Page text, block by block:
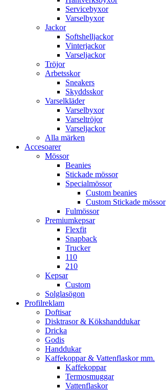
Servicebyxor
Varselbyxor
Jackor
Softshelljackor
Vinterjackor
Varseljackor
Tröjor
Arbetsskor
Sneakers
Skyddsskor
Varselkläder
Varselbyxor
Varseltröjor
Varseljackor
Alla märken
Accesoarer
Mössor
Beanies
Stickade mössor
Specialmössor
Custom beanies
Custom Stickade mössor
Fulmössor
Premiumkepsar
Flexfit
Snapback
Trucker
110
210
Kepsar
Custom
Solglasögon
Profilreklam
Doftisar
Disktrasor & Kökshanddukar
Dricka
Godis
Handdukar
Kaffekoppar & Vattenflaskor mm.
Kaffekoppar
Termosmuggar
Vattenflaskor